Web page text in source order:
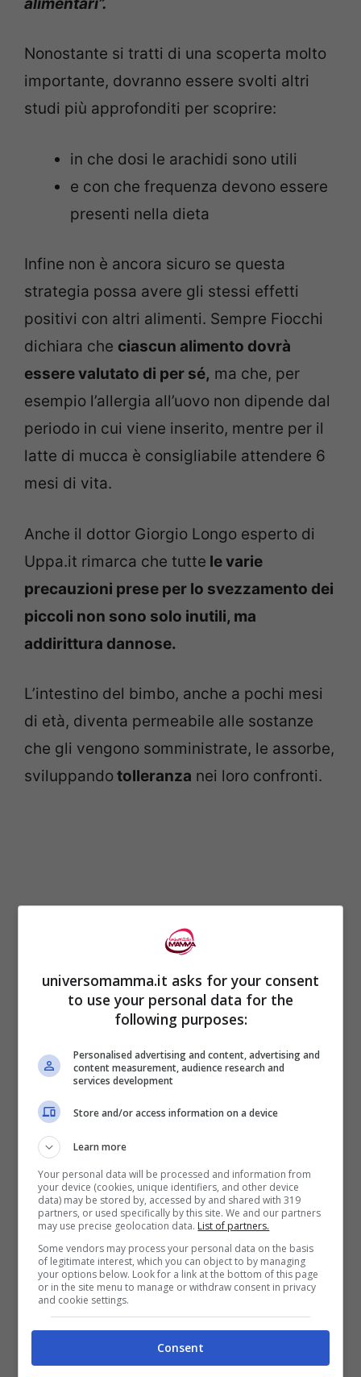
Nonostante si tratti di una scoperta molto
importante, dovranno essere svolti altri
studi più approfonditi per scoprire:
in che dosi le arachidi sono utili
e con che frequenza devono essere
presenti nella dieta
Infine non è ancora sicuro se questa
strategia possa avere gli stessi effetti
positivi con altri alimenti. Sempre Fiocchi
dichiara che ciascun alimento dovrà
essere valutato di per sé, ma che, per
esempio l’allergia all’uovo non dipende dal
periodo in cui viene inserito, mentre per il
latte di mucca è consigliabile attendere 6
mesi di vita.
Anche il dottor Giorgio Longo esperto di
Uppa.it rimarca che tutte le varie
precauzioni prese per lo svezzamento dei
piccoli non sono solo inutili, ma
addirittura dannose.
L’intestino del bimbo, anche a pochi mesi
di età, diventa permeabile alle sostanze
che gli vengono somministrate, le assorbe,
sviluppandotolleranza nei loro confronti.
avviene troppo tardi, la parete intestinale,
meno capace di“fraternizzare con le
nuove sostante”
allergie.
Per quanto riguarda l’uovo, da una ricerca
compiuta in Australia, questo risulta
essere,in 3 casi su 4, l’elemento critico.
“Le cause non sono chiare, ma è probabile
che accada qualcosa durante la
universomamma.it asks for your consent
to use your personal data for the
following purposes:
Personalised advertising and content, advertising and
content measurement, audience research and
services development
Store and/or access information on a device
Learn more
Your personal data will be processed and information from
your device (cookies, unique identifiers, and other device
data) may be stored by, accessed by and shared with 319
partners, or used specifically by this site. We and our partners
may use precise geolocation data. List of partners.
Some vendors may process your personal data on the basis
of legitimate interest, which you can object to by managing
your options below. Look for a link at the bottom of this page
or in the site menu to manage or withdraw consent in privacy
and cookie settings.
Consent